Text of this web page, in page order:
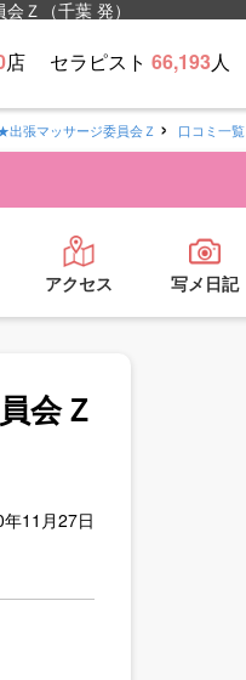
Ｚ（千葉 発）
店 セラピスト 66,193人
出張マッサージ委員会Ｚ 口コミ一覧
アクセス 写メ日記
会Ｚ
11月27日